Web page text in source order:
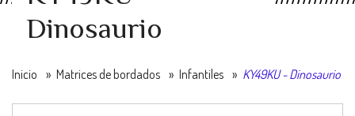
Dinosaurio
Inicio » Matrices de bordados » Infantiles » KY49KU - Dinosaurio